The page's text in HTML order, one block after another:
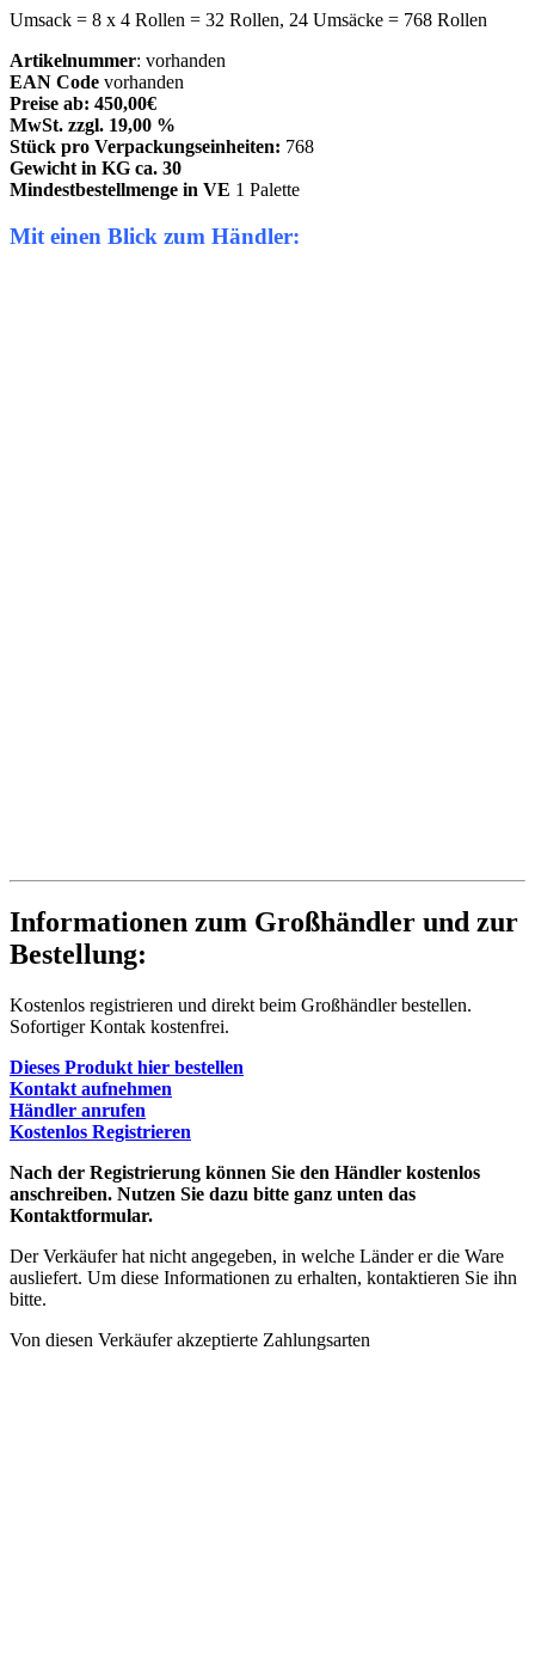
Umsack = 8 x 4 Rollen = 32 Rollen, 24 Umsäcke = 768 Rollen
Artikelnummer: vorhanden
EAN Code vorhanden
Preise ab: 450,00€
MwSt. zzgl. 19,00 %
Stück pro Verpackungseinheiten: 768
Gewicht in KG ca. 30
Mindestbestellmenge in VE 1 Palette
Mit einen Blick zum Händler:
Informationen zum Großhändler und zur
Bestellung:
Kostenlos registrieren und direkt beim Großhändler bestellen.
Sofortiger Kontak kostenfrei.
Dieses Produkt hier bestellen
Kontakt aufnehmen
Händler anrufen
Kostenlos Registrieren
Nach der Registrierung können Sie den Händler kostenlos
anschreiben. Nutzen Sie dazu bitte ganz unten das
Kontaktformular.
Der Verkäufer hat nicht angegeben, in welche Länder er die Ware
ausliefert. Um diese Informationen zu erhalten, kontaktieren Sie ihn
bitte.
Von diesen Verkäufer akzeptierte Zahlungsarten